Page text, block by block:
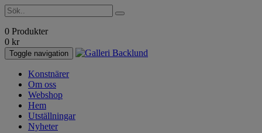
0 Produkter
0 kr
Toggle navigation
Konstnärer
Om oss
Webshop
Hem
Utställningar
Nyheter